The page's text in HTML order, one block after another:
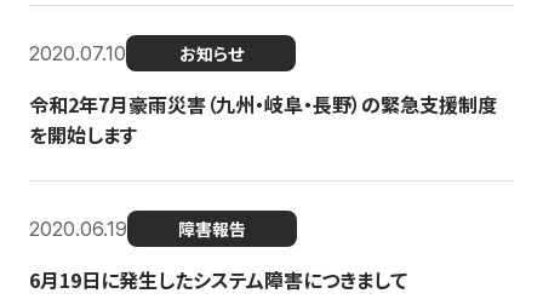
2020.07.10 お知らせ
令和2年7月豪雨災害（九州・岐阜・長野）の緊急支援制度
を開始します
2020.06.19 障害報告
6月19日に発生したシステム障害につきまして